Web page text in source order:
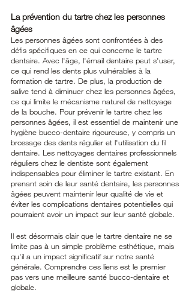
La prévention du tartre chez les personnes
âgées
Les personnes âgées sont confrontées à des
défis spécifiques en ce qui concerne le tartre
dentaire. Avec l'âge, l'émail dentaire peut s'user,
ce qui rend les dents plus vulnérables à la
formation de tartre. De plus, la production de
salive tend à diminuer chez les personnes âgées,
ce qui limite le mécanisme naturel de nettoyage
de la bouche. Pour prévenir le tartre chez les
personnes âgées, il est essentiel de maintenir une
hygiène bucco-dentaire rigoureuse, y compris un
brossage des dents régulier et l'utilisation du fil
dentaire. Les nettoyages dentaires professionnels
réguliers chez le dentiste sont également
indispensables pour éliminer le tartre existant. En
prenant soin de leur santé dentaire, les personnes
âgées peuvent maintenir leur qualité de vie et
éviter les complications dentaires potentielles qui
pourraient avoir un impact sur leur santé globale.
Il est désormais clair que le tartre dentaire ne se
limite pas à un simple problème esthétique, mais
qu'il a un impact significatif sur notre santé
générale. Comprendre ces liens est le premier
pas vers une meilleure santé bucco-dentaire et
globale.